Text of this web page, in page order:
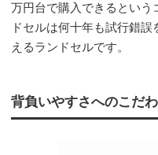
万円台で購入できるという
ドセルは何十年も試行錯
えるランドセルです。
背負いやすさへのこだ